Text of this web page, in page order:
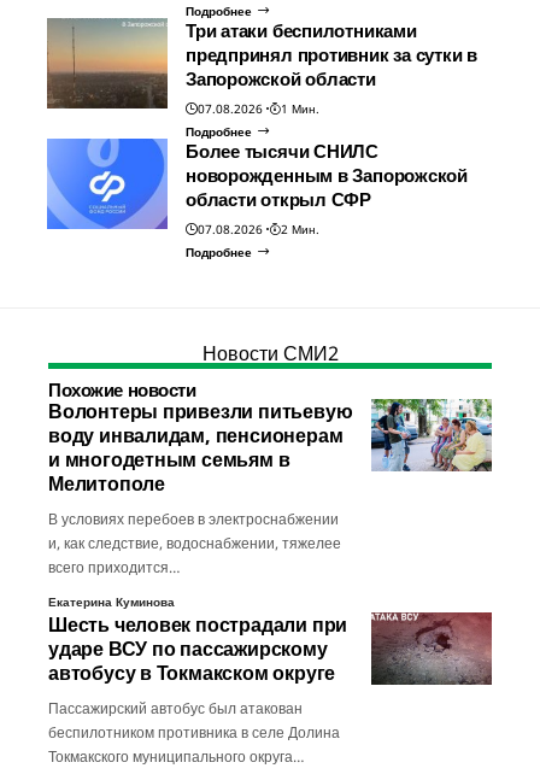
Подробнее
Три атаки беспилотниками
предпринял противник за сутки в
Запорожской области
07.08.2026
1 Мин.
Подробнее
Более тысячи СНИЛС
новорожденным в Запорожской
области открыл СФР
07.08.2026
2 Мин.
Подробнее
Новости СМИ2
Похожие новости
Волонтеры привезли питьевую
воду инвалидам, пенсионерам
и многодетным семьям в
Мелитополе
В условиях перебоев в электроснабжении
и, как следствие, водоснабжении, тяжелее
всего приходится…
Екатерина Куминова
Шесть человек пострадали при
ударе ВСУ по пассажирскому
автобусу в Токмакском округе
Пассажирский автобус был атакован
беспилотником противника в селе Долина
Токмакского муниципального округа…